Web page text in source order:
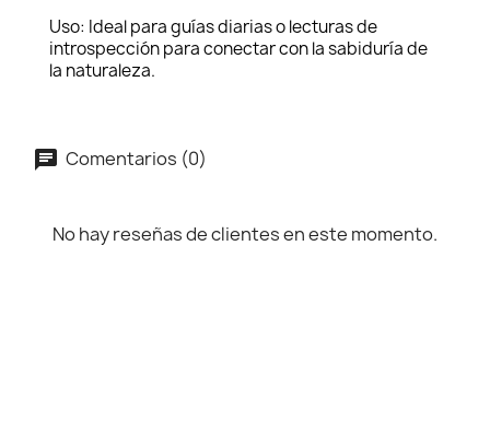
Uso: Ideal para guías diarias o lecturas de
introspección para conectar con la sabiduría de
la naturaleza.
Comentarios (0)
No hay reseñas de clientes en este momento.